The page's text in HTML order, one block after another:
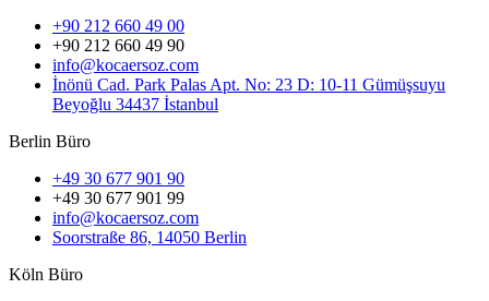
+90 212 660 49 00
+90 212 660 49 90
info@kocaersoz.com
İnönü Cad. Park Palas Apt. No: 23 D: 10-11 Gümüşsuyu
Beyoğlu 34437 İstanbul
Berlin Büro
+49 30 677 901 90
+49 30 677 901 99
info@kocaersoz.com
Soorstraße 86, 14050 Berlin
Köln Büro